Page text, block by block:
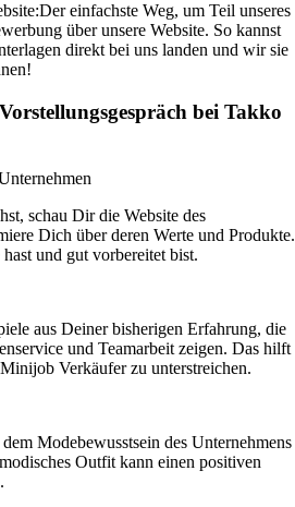
Der einfachste Weg, um Teil unseres
über unsere Website. So kannst
direkt bei uns landen und wir sie
bei Takko
schau Dir die Website des
Dich über deren Werte und Produkte.
und gut vorbereitet bist.
aus Deiner bisherigen Erfahrung, die
und Teamarbeit zeigen. Das hilft
Verkäufer zu unterstreichen.
Modebewusstsein des Unternehmens
Outfit kann einen positiven